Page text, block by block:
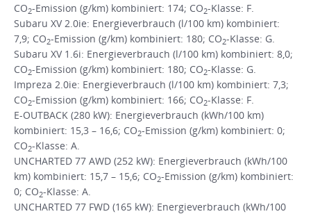
CO2-Emission (g/km) kombiniert: 174; CO2-Klasse: F.
Subaru XV 2.0ie: Energieverbrauch (l/100 km) kombiniert:
7,9; CO2-Emission (g/km) kombiniert: 180; CO2-Klasse: G.
Subaru XV 1.6i: Energieverbrauch (l/100 km) kombiniert: 8,0;
CO2-Emission (g/km) kombiniert: 180; CO2-Klasse: G.
Impreza 2.0ie: Energieverbrauch (l/100 km) kombiniert: 7,3;
CO2-Emission (g/km) kombiniert: 166; CO2-Klasse: F.
E-OUTBACK (280 kW): Energieverbrauch (kWh/100 km)
kombiniert: 15,3 – 16,6; CO2-Emission (g/km) kombiniert: 0;
CO2-Klasse: A.
UNCHARTED 77 AWD (252 kW): Energieverbrauch (kWh/100
km) kombiniert: 15,7 – 15,6; CO2-Emission (g/km) kombiniert:
0; CO2-Klasse: A.
UNCHARTED 77 FWD (165 kW): Energieverbrauch (kWh/100